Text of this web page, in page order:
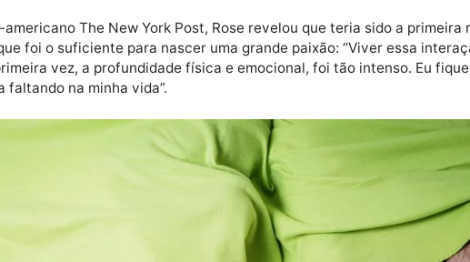
Mas, o que ninguém esperava é que após a noite de
acabasse pedindo o divórcio e engatando um romance
americano The New York Post, Rose revelou que teria sido
que foi o suficiente para nascer uma grande paixão: “Viver
primeira vez, a profundidade física e emocional, foi tão
faltando na minha vida”.